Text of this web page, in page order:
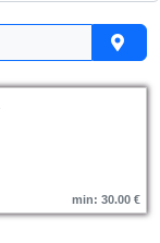
min: 30.00 €